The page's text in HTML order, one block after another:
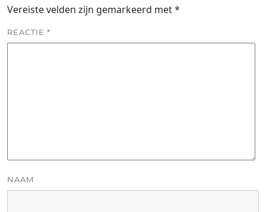
Vereiste velden zijn gemarkeerd met*
REACTIE *
NAAM